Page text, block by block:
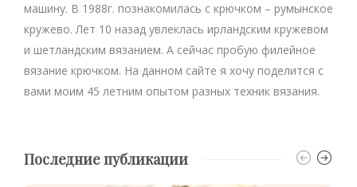
машину. В 1988г. познакомилась с крючком – румынское
кружево. Лет 10 назад увлеклась ирландским кружевом
и шетландским вязанием. А сейчас пробую филейное
вязание крючком. На данном сайте я хочу поделится с
вами моим 45 летним опытом разных техник вязания.
Последние публикации